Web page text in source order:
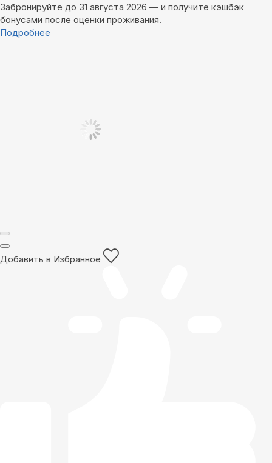
Забронируйте до 31 августа 2026 — и получите кэшбэк
бонусами после оценки проживания.
Подробнее
Добавить в Избранное